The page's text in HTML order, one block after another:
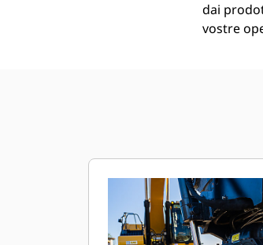
dai
vostre